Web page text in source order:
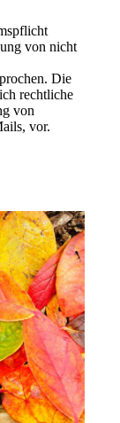
von nicht
Die
rechtliche
von
vor.